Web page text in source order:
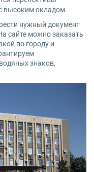
высоким окладом.
нужный документ
сайте можно заказать
по городу и
знаков,